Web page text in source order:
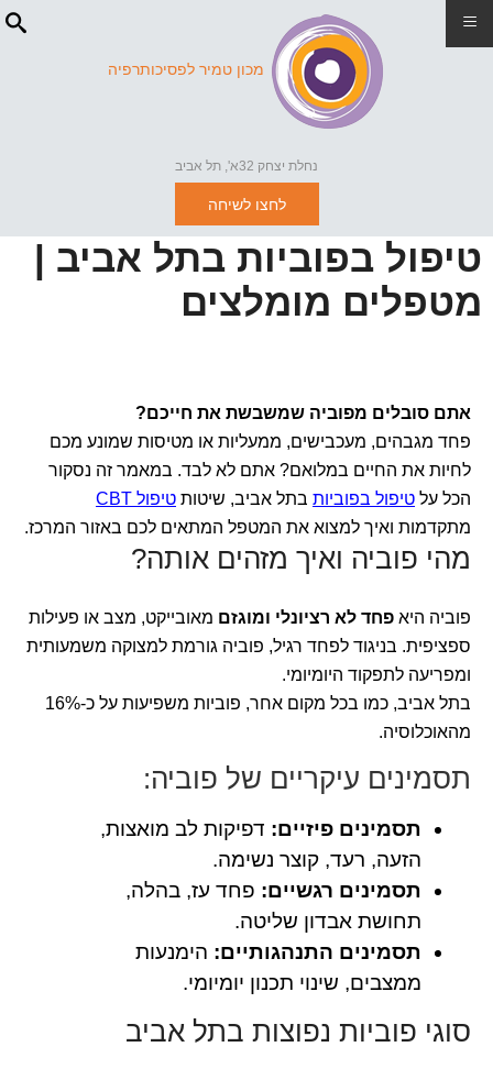
מכון טמיר לפסיכותרפיה
נחלת יצחק 32א', תל אביב
לחצו לשיחה
טיפול בפוביות בתל אביב |
מטפלים מומלצים
אתם סובלים מפוביה שמשבשת את חייכם?
פחד מגבהים, מעכבישים, ממעליות או מטיסות שמונע מכם
לחיות את החיים במלואם? אתם לא לבד. במאמר זה נסקור
הכל על טיפול בפוביות בתל אביב, שיטות טיפול CBT
מתקדמות ואיך למצוא את המטפל המתאים לכם באזור המרכז.
מהי פוביה ואיך מזהים אותה?
פוביה היא פחד לא רציונלי ומוגזם מאובייקט, מצב או פעילות
ספציפית. בניגוד לפחד רגיל, פוביה גורמת למצוקה משמעותית
ומפריעה לתפקוד היומיומי.
בתל אביב, כמו בכל מקום אחר, פוביות משפיעות על כ-16%
מהאוכלוסיה.
תסמינים עיקריים של פוביה:
תסמינים פיזיים: דפיקות לב מואצות,
הזעה, רעד, קוצר נשימה.
תסמינים רגשיים: פחד עז, בהלה,
תחושת אבדון שליטה.
תסמינים התנהגותיים: הימנעות
ממצבים, שינוי תכנון יומיומי.
סוגי פוביות נפוצות בתל אביב
≡